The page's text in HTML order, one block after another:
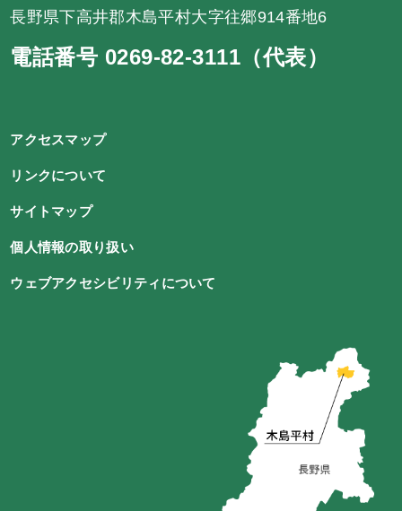
長野県下高井郡木島平村大字往郷914番地6
電話番号 0269-82-3111（代表）
アクセスマップ
リンクについて
サイトマップ
個人情報の取り扱い
ウェブアクセシビリティについて